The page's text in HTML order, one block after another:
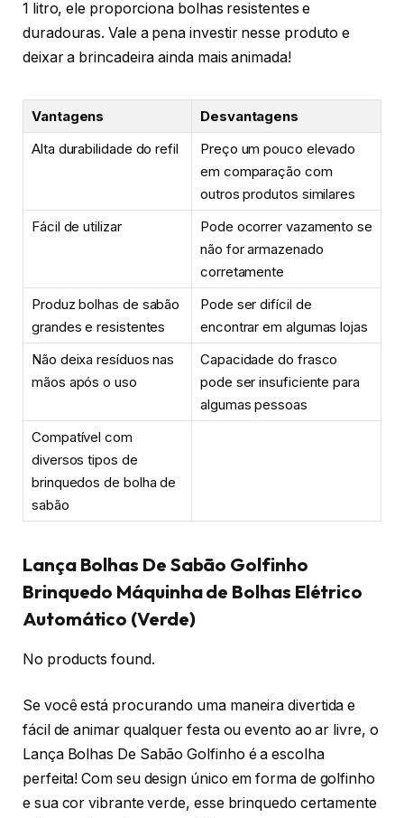
1 litro, ele proporciona bolhas resistentes e
duradouras. Vale a pena investir nesse produto e
deixar a brincadeira ainda mais animada!
Vantagens
Desvantagens
Alta durabilidade do refil
Preço um pouco elevado
em comparação com
outros produtos similares
Fácil de utilizar
Pode ocorrer vazamento se
não for armazenado
corretamente
Produz bolhas de sabão
grandes e resistentes
Pode ser difícil de
encontrar em algumas lojas
Não deixa resíduos nas
mãos após o uso
Capacidade do frasco
pode ser insuficiente para
algumas pessoas
Compatível com
diversos tipos de
brinquedos de bolha de
sabão
Lança Bolhas De Sabão Golfinho
Brinquedo Máquinha de Bolhas Elétrico
Automático (Verde)
No products found.
Se você está procurando uma maneira divertida e
fácil de animar qualquer festa ou evento ao ar livre, o
Lança Bolhas De Sabão Golfinho é a escolha
perfeita! Com seu design único em forma de golfinho
e sua cor vibrante verde, esse brinquedo certamente